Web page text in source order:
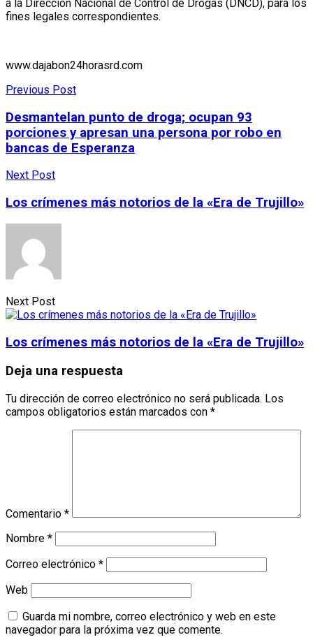
a la Dirección Nacional de Control de Drogas (DNCD), para los
fines legales correspondientes.
www.dajabon24horasrd.com
Previous Post
Desmantelan punto de droga; ocupan 93
porciones y apresan una persona por robo en
bancas de Esperanza
Next Post
Los crímenes más notorios de la «Era de Trujillo»
Next Post
Los crímenes más notorios de la «Era de Trujillo»
Deja una respuesta
Tu dirección de correo electrónico no será publicada. Los
campos obligatorios están marcados con *
Comentario *
Nombre *
Correo electrónico *
Web
Guarda mi nombre, correo electrónico y web en este
navegador para la próxima vez que comente.